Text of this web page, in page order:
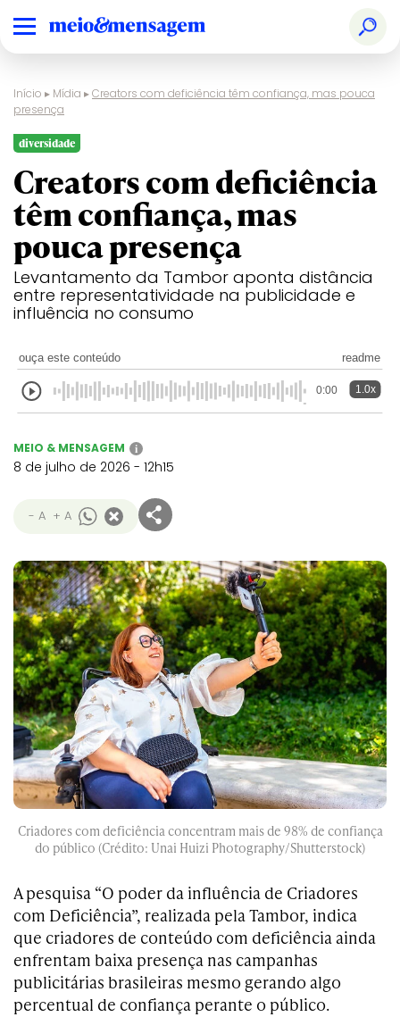
Início ▸ Mídia ▸Creators com deficiência têm confiança, mas pouca
presença
diversidade
Creators com deficiência
têm confiança, mas
pouca presença
Levantamento da Tambor aponta distância
entre representatividade na publicidade e
influência no consumo
ouça este conteúdo readme
0:00 1.0x
MEIO & MENSAGEM i
8 de julho de 2026 - 12h15
- A + A
Criadores com deficiência concentram mais de 98% de confiança
do público (Crédito: Unai Huizi Photography/Shutterstock)
A pesquisa “O poder da influência de Criadores
com Deficiência”, realizada pela Tambor, indica
que criadores de conteúdo com deficiência ainda
enfrentam baixa presença nas campanhas
publicitárias brasileiras mesmo gerando algo
percentual de confiança perante o público.